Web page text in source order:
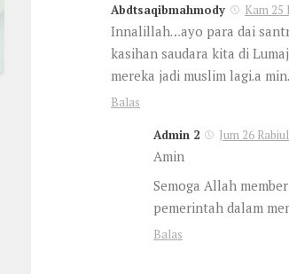
Abdtsaqibmahmody Kam 25
Innalillah…ayo para dai
kasihan saudara kita di
mereka jadi muslim lagi.a
Balas
Admin 2 Jum 26
Amin
Semoga Allah
pemerintah dalam
Balas